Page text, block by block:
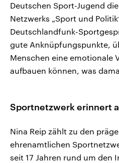
Deutschen Sport-Jugend
Netzwerks „Sport und
Deutschlandfunk-
gute Anknüpfungspunkte,
Menschen eine emotionale
aufbauen können, was
Sportnetzwerk erinnert
Nina Reip zählt zu den
ehrenamtlichen
seit 17 Jahren rund um den